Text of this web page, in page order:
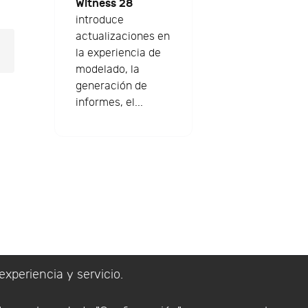
y servicio.
Witness 28
introduce
actualizaciones en
la experiencia de
modelado, la
generación de
informes, el...